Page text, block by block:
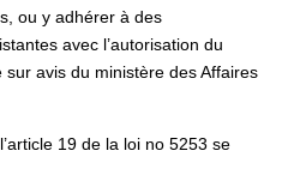
ou y adhérer à des
avec l’autorisation du
sur avis du ministère des Affaires
19 de la loi no 5253 se